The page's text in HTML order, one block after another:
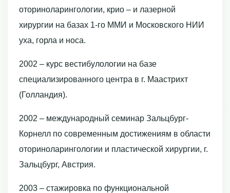
оториноларингологии, крио – и лазерной
хирургии на базах 1-го ММИ и Московского НИИ
уха, горла и носа.
2002 – курс вестибулологии на базе
специализированного центра в г. Маастрихт
(Голландия).
2002 – международный семинар Зальцбург-
Корнелл по современным достижениям в области
оториноларингологии и пластической хирургии, г.
Зальцбург, Австрия.
2003 – стажировка по функциональной